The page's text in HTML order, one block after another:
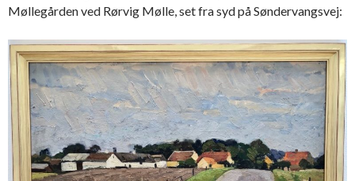
Møllegården ved Rørvig Mølle, set fra syd på Søndervangsvej: